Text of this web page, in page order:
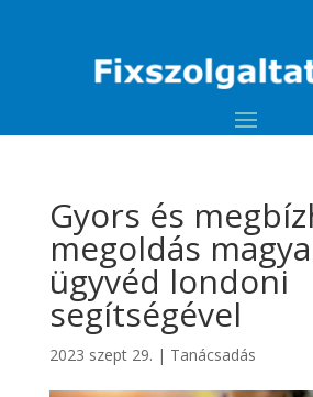
Gyors és
megoldás
ügyvéd londoni
segítségével
2023 szept 29. | Tanácsadás